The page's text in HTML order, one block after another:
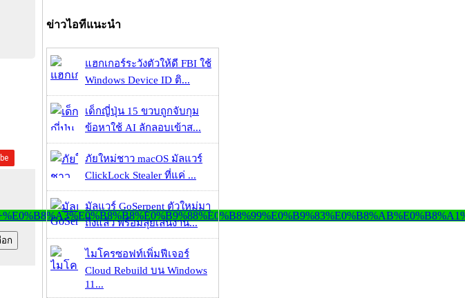
ข่าวไอทีแนะนำ
แฮกเกอร์ระวังตัวให้ดี FBI ใช้
Windows Device ID ติ...
เด็กญี่ปุ่น 15 ขวบถูกจับกุม
ข้อหาใช้ AI ลักลอบเข้าส...
ภัยใหม่ชาว macOS มัลแวร์
ClickLock Stealer ที่แค่ ...
มัลแวร์ GoSerpent ตัวใหม่มา
ถึงแล้ว พร้อมลุยเล่นงาน...
ไมโครซอฟท์เพิ่มฟีเจอร์
Cloud Rebuild บน Windows
11...